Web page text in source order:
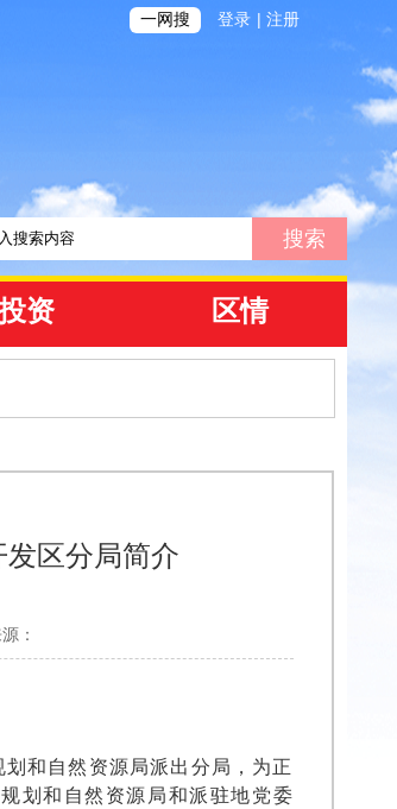
一网搜 登录 | 注册
资 区情
区分局简介
：
和自然资源局派出分局，为正
划和自然资源局和派驻地党委